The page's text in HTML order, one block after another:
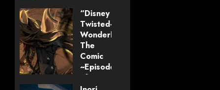
“Disney
Twisted-
Wonderland:
The
Comic
~Episode
of